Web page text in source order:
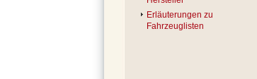
Erläuterungen zu
Fahrzeuglisten